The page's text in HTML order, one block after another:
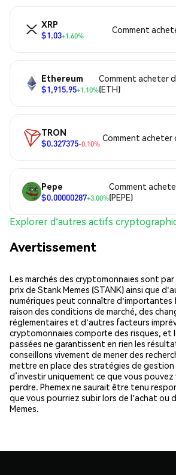
XRP
$1.03+1.60%
Comment
Ethereum
$1,915.95+1.10%
Comment acheter
(ETH)
TRON
$0.327375-0.10%
Comment acheter
Pepe
$0.00000287+3.00%
Comment
(PEPE)
Explorer d'autres actifs
Avertissement
Les marchés des cryptomonnaies sont
prix de Stank Memes (STANK) ainsi que
numériques peut connaître d'importantes
raison des conditions de marché, des
réglementaires et d'autres facteurs
cryptomonnaies comporte des risques, et
passées ne garantissent en rien les
conseillons vivement de mener des
mettre en place des stratégies de gestion
d’investir uniquement ce que vous
perdre. Phemex ne saurait être tenu
que vous pourriez subir lors de l'achat ou
Memes.